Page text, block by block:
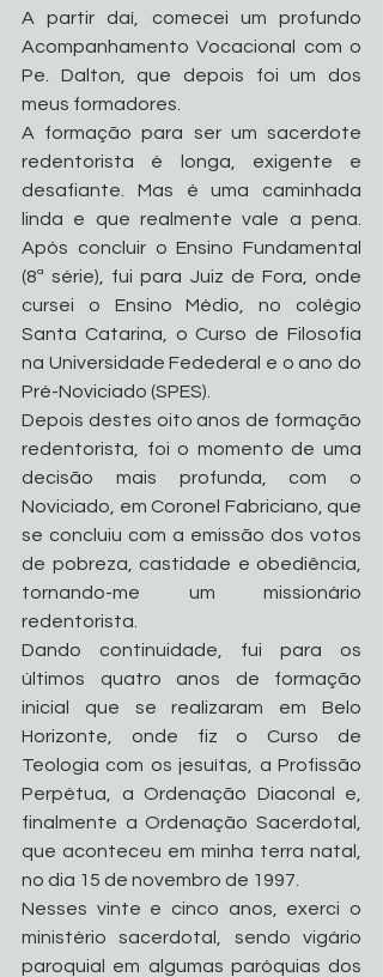
A partir daí, comecei um profundo
Acompanhamento Vocacional com o
Pe. Dalton, que depois foi um dos
meus formadores.
A formação para ser um sacerdote
redentorista é longa, exigente e
desafiante. Mas é uma caminhada
linda e que realmente vale a pena.
Após concluir o Ensino Fundamental
(8ª série), fui para Juiz de Fora, onde
cursei o Ensino Médio, no colégio
Santa Catarina, o Curso de Filosofia
na Universidade Fedederal e o ano do
Pré-Noviciado (SPES).
Depois destes oito anos de formação
redentorista, foi o momento de uma
decisão mais profunda, com o
Noviciado, em Coronel Fabriciano, que
se concluiu com a emissão dos votos
de pobreza, castidade e obediência,
tornando-me um missionário
redentorista.
Dando continuidade, fui para os
últimos quatro anos de formação
inicial que se realizaram em Belo
Horizonte, onde fiz o Curso de
Teologia com os jesuítas, a Profissão
Perpétua, a Ordenação Diaconal e,
finalmente a Ordenação Sacerdotal,
que aconteceu em minha terra natal,
no dia 15 de novembro de 1997.
Nesses vinte e cinco anos, exerci o
ministério sacerdotal, sendo vigário
paroquial em algumas paróquias dos